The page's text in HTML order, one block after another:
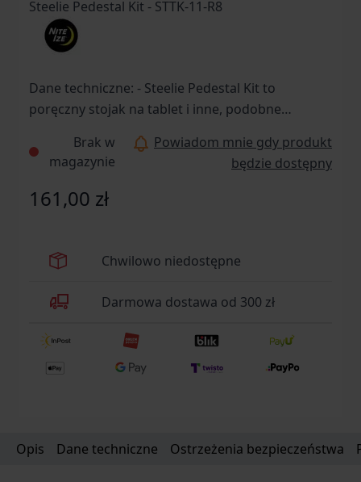
Dane techniczne: - Steelie Pedestal Kit to
poręczny stojak na tablet i inne, podobne
obudowy, stojak oraz nasączona alkoholem
chusteczka - Podstawa stojaka na blat posiada
trzy wstawki wykonane z silikonu - Magnes
neodymowy można bezpiecznie stosować ze
klejąca 3M VHB do montażu mocowania - Taśmę
urządzenia - Estetyczna konstrukcja wykonana z
aluminium 6061 oraz stali - Kompatybilny z
innymi podzespołami systemu akcesoriów Steelie
Brak w
magazynie
Powiadom mnie gdy produkt
będzie dostępny
161,00 zł
Chwilowo niedostępne
Darmowa dostawa od 300 zł
Opis Dane techniczne Ostrzeżenia bezpieczeństwa